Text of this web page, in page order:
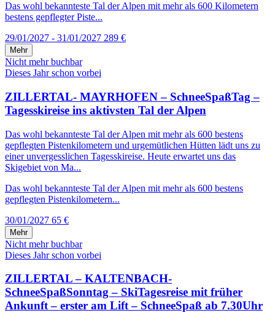
Das wohl bekannteste Tal der Alpen mit mehr als 600 Kilometern
bestens gepflegter Piste...
29/01/2027 - 31/01/2027 289 €
Mehr
Nicht mehr buchbar
Dieses Jahr schon vorbei
ZILLERTAL- MAYRHOFEN – SchneeSpaßTag –
Tagesskireise ins aktivsten Tal der Alpen
Das wohl bekannteste Tal der Alpen mit mehr als 600 bestens
gepflegten Pistenkilometern und urgemütlichen Hütten lädt uns zu
einer unvergesslichen Tagesskireise. Heute erwartet uns das
Skigebiet von Ma...
Das wohl bekannteste Tal der Alpen mit mehr als 600 bestens
gepflegten Pistenkilometern...
30/01/2027 65 €
Mehr
Nicht mehr buchbar
Dieses Jahr schon vorbei
ZILLERTAL – KALTENBACH-
SchneeSpaßSonntag – SkiTagesreise mit früher
Ankunft – erster am Lift – SchneeSpaß ab 7.30Uhr